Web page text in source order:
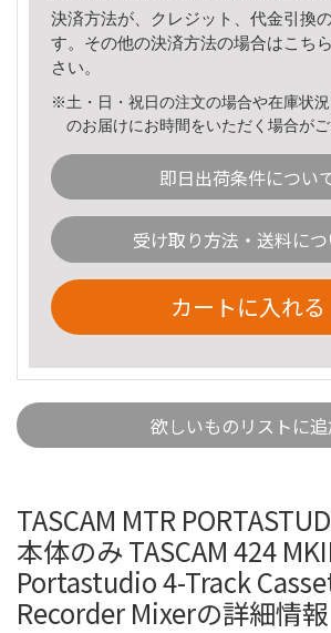
決済方法が、クレジット、代金引換
す。その他の決済方法の場合はこちら
さい。
※土・日・祝日の注文の場合や在庫状
のお届けにお時間をいただく場合がご
即日出荷条件につい
受け取り方法・送料に
カートに入れる
欲しいものリストに
TASCAM MTR
本体のみ TASCAM 424
Portastudio 4-Track
Recorder Mixerの詳細情報